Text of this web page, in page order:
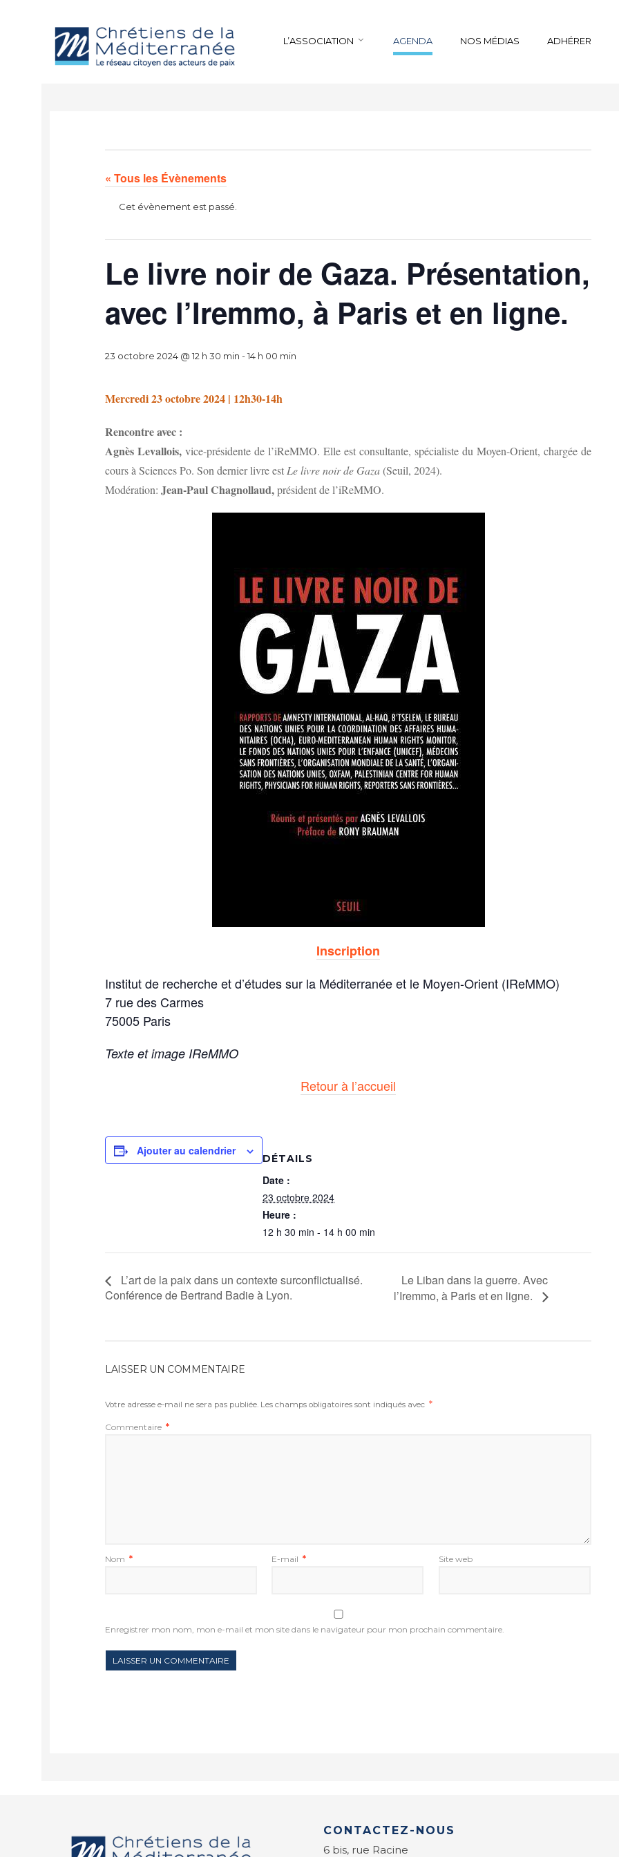
L’ASSOCIATION AGENDA NOS MÉDIAS ADHÉRER
« Tous les Évènements
Cet évènement est passé.
Le livre noir de Gaza. Présentation,
avec l’Iremmo, à Paris et en ligne.
23 octobre 2024 @ 12 h 30 min -14 h 00 min
Mercredi 23 octobre 2024 | 12h30-14h
Rencontre avec :
Agnès Levallois, vice-présidente de l’iReMMO. Elle est consultante, spécialiste du Moyen-Orient, chargée de
cours à Sciences Po. Son dernier livre est Le livre noir de Gaza(Seuil, 2024).
Modération: Jean-Paul Chagnollaud,président de l’iReMMO.
Inscription
Institut de recherche et d’études sur la Méditerranée et le Moyen-Orient (IReMMO)
7 rue des Carmes
75005 Paris
Texte et image IReMMO
Retour à l’accueil
Ajouter au calendrier
DÉTAILS
Date :
23 octobre 2024
Heure :
12 h 30 min - 14 h 00 min
L’art de la paix dans un contexte surconflictualisé.
Conférence de Bertrand Badie à Lyon.
Le Liban dans la guerre. Avec
l’Iremmo, à Paris et en ligne.
LAISSER UN COMMENTAIRE
Votre adresse e-mail ne sera pas publiée. Les champs obligatoires sont indiqués avec *
Commentaire *
Nom * E-mail * Site web
Enregistrer mon nom, mon e-mail et mon site dans le navigateur pour mon prochain commentaire.
CONTACTEZ-NOUS
6 bis, rue Racine